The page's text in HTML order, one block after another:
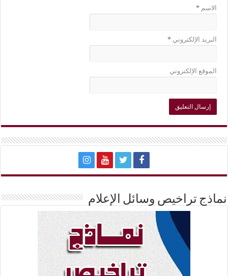
الاسم*
البريد الإلكتروني*
الموقع الإلكتروني
نماذج تراخيص وسائل الإعلام